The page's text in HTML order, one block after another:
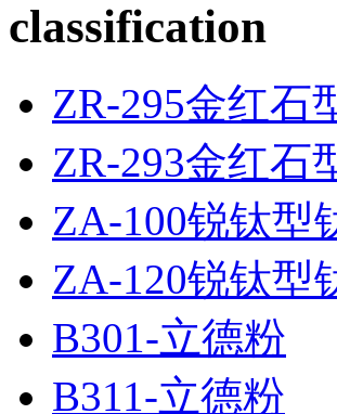
classification
ZR-295金红石
ZR-293金红石
ZA-100锐钛型
ZA-120锐钛型
B301-立德粉
B311-立德粉